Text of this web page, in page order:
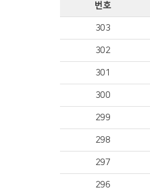
번호
303
302
301
300
299
298
297
296